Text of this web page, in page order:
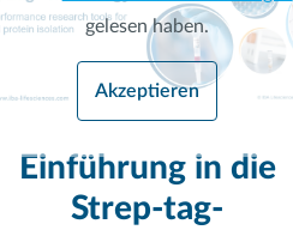
gelesen haben.
Akzeptieren
Einführung in die
Strep-tag-